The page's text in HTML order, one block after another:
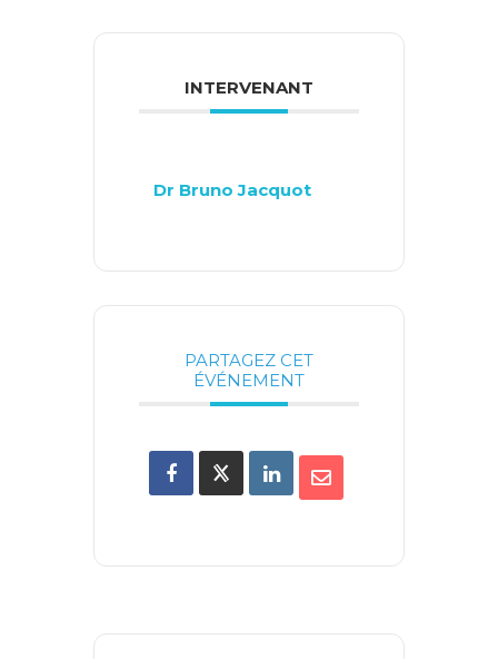
INTERVENANT
Dr Bruno Jacquot
PARTAGEZ CET
ÉVÉNEMENT